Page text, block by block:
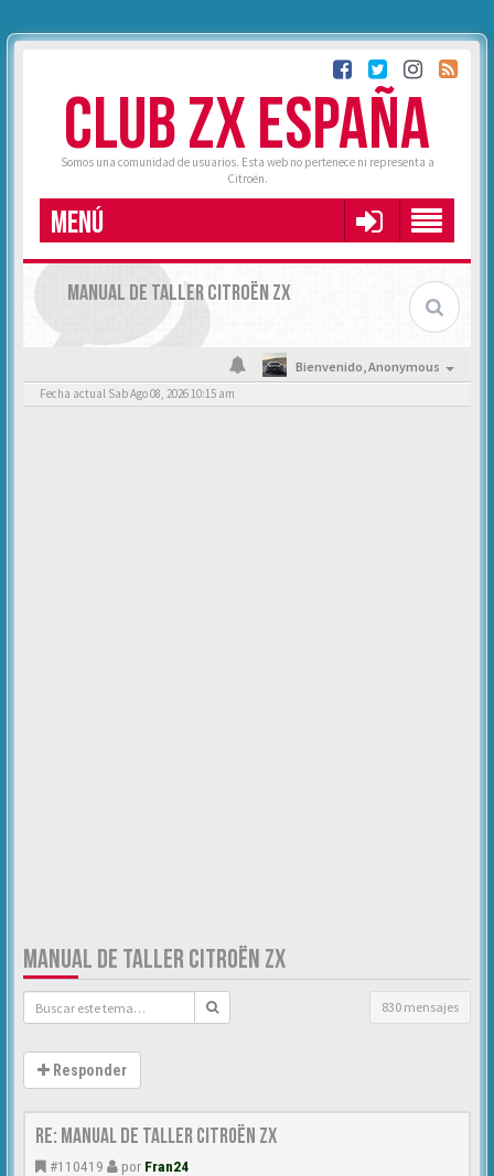
CLUB ZX ESPAÑA
Somos una comunidad de usuarios. Esta web no pertenece ni representa a
Citroën.
MENÚ
MANUAL DE TALLER CITROËN ZX
Bienvenido,Anonymous
Fecha actual Sab Ago 08, 2026 10:15 am
MANUAL DE TALLER CITROËN ZX
830 mensajes
Responder
Re: Manual de Taller Citroën ZX
#110419 por Fran24